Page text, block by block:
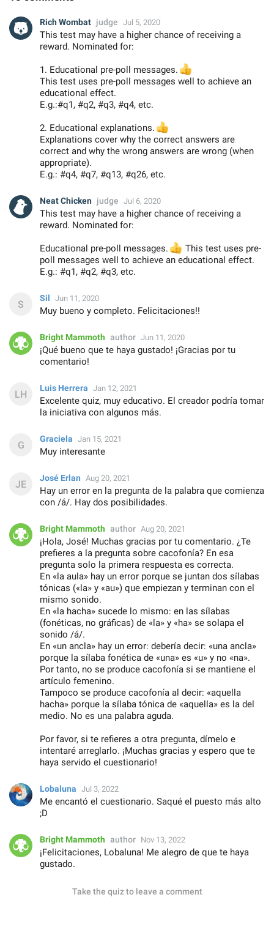
Rich Wombat judge Jul 5, 2020
This test may have a higher chance of receiving a
reward. Nominated for:
1. Educational pre-poll messages.
👍
This test uses pre-poll messages well to achieve an
educational effect.
E.g.:#q1, #q2, #q3, #q4, etc.
2. Educational explanations.
👍
Explanations cover why the correct answers are
correct and why the wrong answers are wrong (when
appropriate).
E.g.: #q4, #q7, #q13, #q26, etc.
Neat Chicken judge Jul 6, 2020
This test may have a higher chance of receiving a
reward. Nominated for:
Educational pre-poll messages.
👍This test uses pre-
poll messages well to achieve an educational effect.
E.g.: #q1, #q2, #q3, etc.
Sil Jun 11, 2020
Muy bueno y completo. Felicitaciones!!
Bright Mammoth author Jun 11, 2020
¡Qué bueno que te haya gustado! ¡Gracias por tu
comentario!
Luis Herrera Jan 12, 2021
Excelente quiz, muy educativo. El creador podría tomar
la iniciativa con algunos más.
Graciela Jan 15, 2021
Muy interesante
José Erlan Aug 20, 2021
Hay un error en la pregunta de la palabra que comienza
con /á/. Hay dos posibilidades.
Bright Mammoth author Aug 20, 2021
¡Hola, José! Muchas gracias por tu comentario. ¿Te
prefieres a la pregunta sobre cacofonía? En esa
pregunta solo la primera respuesta es correcta.
En «la aula» hay un error porque se juntan dos sílabas
tónicas («la» y «au») que empiezan y terminan con el
mismo sonido.
En «la hacha» sucede lo mismo: en las sílabas
(fonéticas, no gráficas) de «la» y «ha» se solapa el
sonido /á/.
En «un ancla» hay un error: debería decir: «una ancla»
porque la sílaba fonética de «una» es «u» y no «na».
Por tanto, no se produce cacofonía si se mantiene el
artículo femenino.
Tampoco se produce cacofonía al decir: «aquella
hacha» porque la sílaba tónica de «aquella» es la del
medio. No es una palabra aguda.
Por favor, si te refieres a otra pregunta, dímelo e
intentaré arreglarlo. ¡Muchas gracias y espero que te
haya servido el cuestionario!
Lobaluna Jul 3, 2022
Me encantó el cuestionario. Saqué el puesto más alto
;D
Bright Mammoth author Nov 13, 2022
¡Felicitaciones, Lobaluna! Me alegro de que te haya
gustado.
Take the quiz to leave a comment